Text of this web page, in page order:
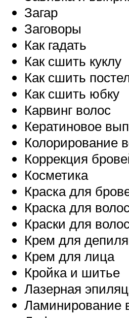
Загар
Заговоры
Как гадать
Как сшить куклу
Как сшить
Как сшить юбку
Карвинг волос
Кератиновое
Колорирование
Коррекция
Косметика
Краска для
Краска для
Краски для
Крем для
Крем для лица
Кройка и шитье
Лазерная
Ламинирование